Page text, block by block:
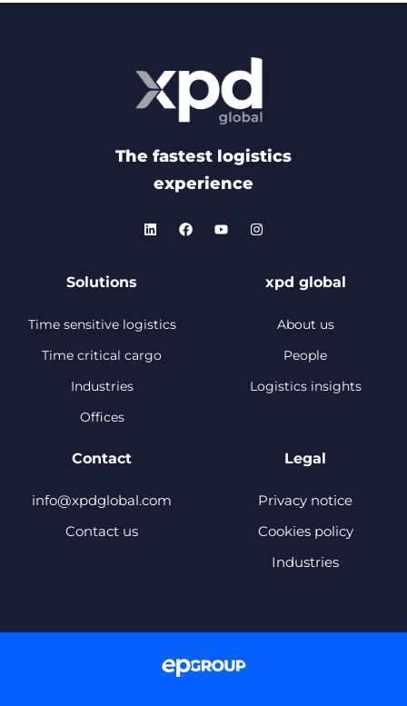
The fastest logistics
experience
Solutions
Time sensitive logistics
Time critical cargo
Industries
Offices
xpd global
About us
People
Logistics insights
Contact
info@xpdglobal.com
Contact us
Legal
Privacy notice
Cookies policy
Industries